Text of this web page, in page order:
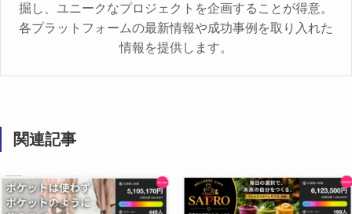
掘し、ユニークなプロジェクトを企画することが得意。
各プラットフォームの最新情報や成功事例を取り入れた
情報を提供します。
関連記事